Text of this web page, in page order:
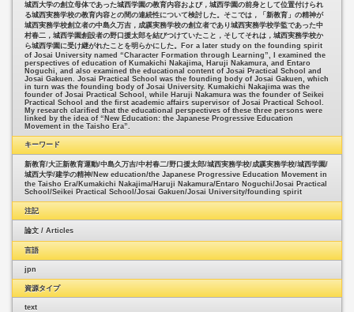
城西大学の創立母体であった城西学園の教育内容および，城西学園の前身として位置付けられ
る城西実務学校の教育内容との間の連続性について検討した。そこでは，「新教育」の精神が
城西実務学校創立者の中島久万吉，成蹊実務学校の創立者であり城西実務学校学監であった中
村春二，城西学園創設者の野口援太郎を結びつけていたこと，そしてそれは，城西実務学校か
ら城西学園に受け継がれたことを明らかにした。For a later study on the founding spirit
of Josai University named “Character Formation through Learning”, I examined the
perspectives of education of Kumakichi Nakajima, Haruji Nakamura, and Entaro
Noguchi, and also examined the educational content of Josai Practical School and
Josai Gakuen. Josai Practical School was the founding body of Josai Gakuen, which
in turn was the founding body of Josai University. Kumakichi Nakajima was the
founder of Josai Practical School, while Haruji Nakamura was the founder of Seikei
Practical School and the first academic affairs supervisor of Josai Practical School.
My research clarified that the educational perspectives of these three persons were
linked by the idea of “New Education: the Japanese Progressive Education
Movement in the Taisho Era”.
キーワード
新教育/大正新教育運動/中島久万吉/中村春二/野口援太郎/城西実務学校/成蹊実務学校/城西学園/
城西大学/建学の精神/New education/the Japanese Progressive Education Movement in
the Taisho Era/ Kumakichi Nakajima/ Haruji Nakamura/ Entaro Noguchi/Josai Practical
School/Seikei Practical School/Josai Gakuen/Josai University/founding spirit
注記
論文 / Articles
言語
jpn
資源タイプ
text